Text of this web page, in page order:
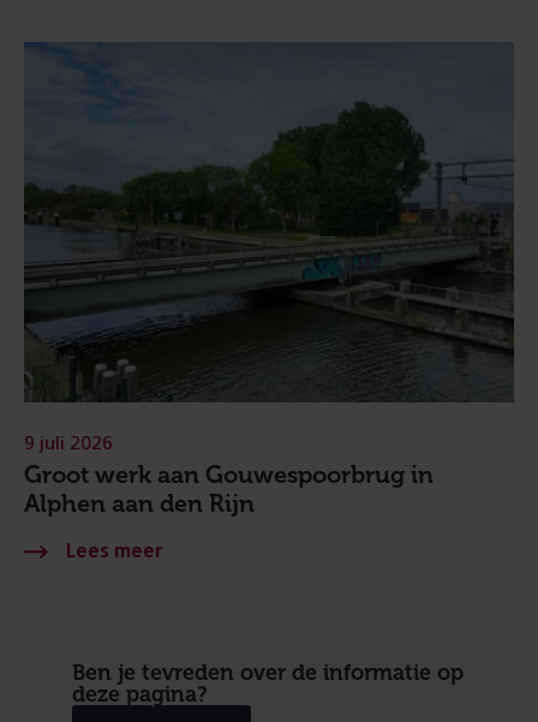
Groot werk aan Gouwespoorbrug in
Alphen aan den Rijn
9 juli 2026
Ben je tevreden over de informatie op
deze pagina?